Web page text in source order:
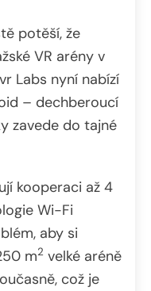
potěší, že
VR arény v
Labs nyní nabízí
– dechberoucí
zavede do tajné
kooperaci až 4
Wi-Fi
aby si
m2 velké aréně
což je